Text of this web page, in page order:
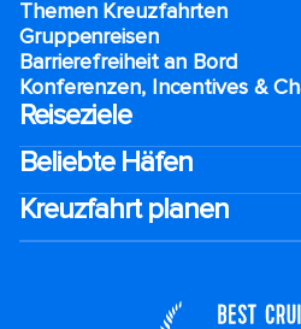
Themen Kreuzfahrten
Gruppenreisen
Barrierefreiheit an Bord​
Konferenzen, Incentives &
Reiseziele
Beliebte Häfen
Kreuzfahrt planen